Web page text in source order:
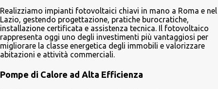
Realizziamo impianti fotovoltaici chiavi in mano a Roma e nel
Lazio, gestendo progettazione, pratiche burocratiche,
installazione certificata e assistenza tecnica. Il fotovoltaico
rappresenta oggi uno degli investimenti più vantaggiosi per
migliorare la classe energetica degli immobili e valorizzare
abitazioni e attività commerciali.
Pompe di Calore ad Alta Efficienza